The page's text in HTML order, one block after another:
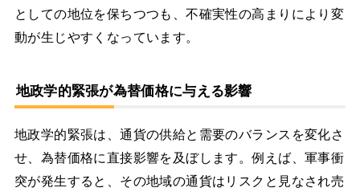
としての地位を保ちつつも、不確実性の高まりにより変
動が生じやすくなっています。
地政学的緊張が為替価格に与える影響
地政学的緊張は、通貨の供給と需要のバランスを変化さ
せ、為替価格に直接影響を及ぼします。例えば、軍事衝
突が発生すると、その地域の通貨はリスクと見なされ売